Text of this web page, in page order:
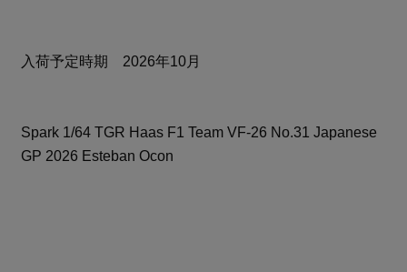
入荷予定時期 2026年10月
Spark 1/64 TGR Haas F1 Team VF-26 No.31 Japanese
GP 2026 Esteban Ocon